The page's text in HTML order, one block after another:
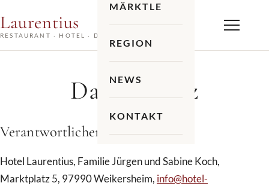
Laurentius
RESTAURANT · HOTEL · DESIGN · WEIN
MÄRKTLE
REGION
NEWS
KONTAKT
Menü
RECHTLICHES
Datenschutz
Verantwortlicher
Hotel Laurentius, Familie Jürgen und Sabine Koch,
Marktplatz 5, 97990 Weikersheim, info@hotel-